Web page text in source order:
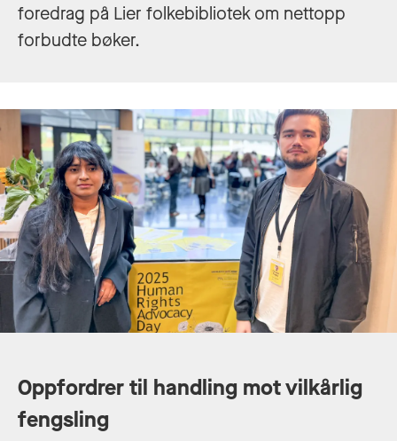
foredrag på Lier folkebibliotek om nettopp
forbudte bøker.
Oppfordrer til handling mot vilkårlig
fengsling